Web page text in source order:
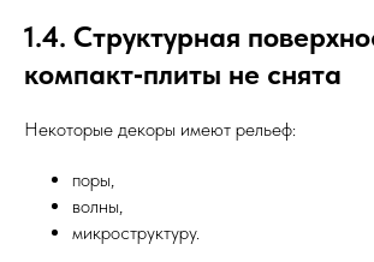
1.4. Структурная
компакт‑плиты не снята
Некоторые декоры имеют рельеф:
поры,
волны,
микроструктуру.